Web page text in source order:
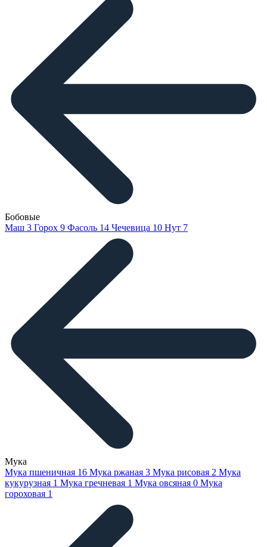
Бобовые
Маш 3 Горох 9 Фасоль 14 Чечевица 10 Нут 7
Мука
Мука пшеничная 16 Мука ржаная 3 Мука рисовая 2 Мука
кукурузная 1 Мука гречневая 1 Мука овсяная 0 Мука
гороховая 1